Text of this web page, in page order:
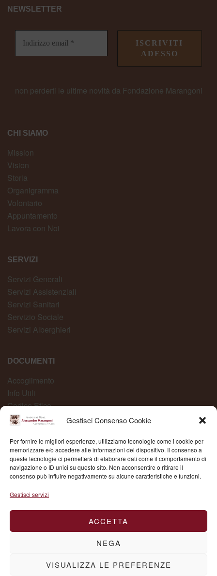
Gestisci Consenso Cookie
Per fornire le migliori esperienze, utilizziamo tecnologie come i cookie per
memorizzare e/o accedere alle informazioni del dispositivo. Il consenso a
queste tecnologie ci permetterà di elaborare dati come il comportamento di
navigazione o ID unici su questo sito. Non acconsentire o ritirare il
consenso può influire negativamente su alcune caratteristiche e funzioni.
Gestisci servizi
ACCETTA
NEGA
VISUALIZZA LE PREFERENZE
CHI SIAMO
Mission
Vision
Storia
Organigramma
Volontario
Appuntamento
Lavora con Noi
SERVIZI
Servizi Generali
Servizi Assistenziali
Servizi Sanitari
Servizio Sociale
Servizi Alberghieri
DOCUMENTI
Accoglimento
Info Utili
Codice Etico
Carta dei Servizi
Whistleblowing
NEWSLETTER
non perderti le ultime novità da Fondazione Marangoni
Fond. Mons. Alessandro Marangoni © 2025 | P.IVA